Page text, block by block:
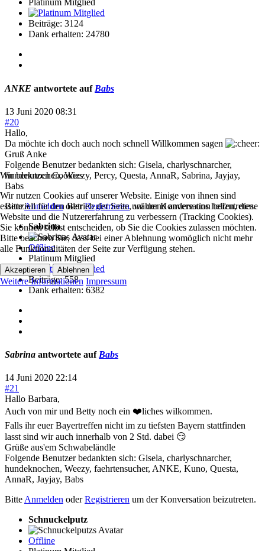
Platinum Mitglied
Beiträge: 3124
Dank erhalten: 24780
ANKE antwortete auf Babs
13 Juni 2020 08:31
#20
Hallo,
Da möchte ich doch auch noch schnell Willkommen sagen
Gruß Anke
Folgende Benutzer bedankten sich: Gisela, charlyschnarcher,
hundeknochen,Weezy, Percy, Questa, AnnaR, Sabrina, Jayjay,
Babs
BitteAnmeldenoderRegistrierenum der Konversation beizutreten.
Sabrina
Offline
Platinum Mitglied
Beiträge: 558
Dank erhalten: 6382
Sabrina antwortete auf Babs
14 Juni 2020 22:14
#21
Hallo Barbara,
Auch von mir und Betty noch ein ❤️liches wilkommen.
Falls ihr euer Bayertreffen nicht im zu tiefsten Bayern stattfinden
lasst sind wir auch innerhalb von 2 Std. dabei 😏
Grüße aus'em Schwabeländle
Folgende Benutzer bedankten sich: Gisela, charlyschnarcher,
hundeknochen, Weezy, faehrtensucher, ANKE, Kuno, Questa,
AnnaR, Jayjay, Babs
BitteAnmelden oderRegistrieren um der Konversation beizutreten.
Schnuckelputz
Offline
Wir benutzen Cookies
Wir nutzen Cookies auf unserer Website. Einige von ihnen sind
essenziell für den Betrieb der Seite, während andere uns helfen, diese
Website und die Nutzererfahrung zu verbessern (Tracking Cookies).
Sie können selbst entscheiden, ob Sie die Cookies zulassen möchten.
Bitte beachten Sie, dass bei einer Ablehnung womöglich nicht mehr
alle Funktionalitäten der Seite zur Verfügung stehen.
Akzeptieren Ablehnen
Weitere Informationen Impressum